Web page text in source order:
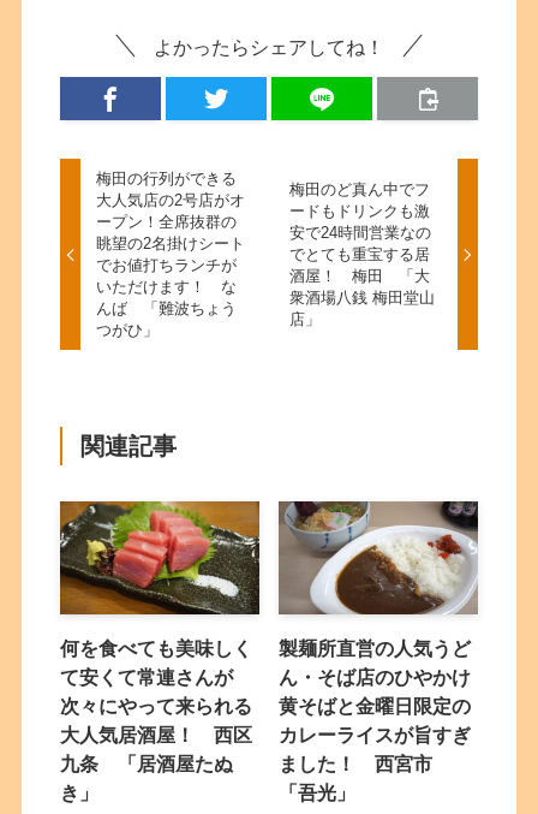
よかったらシェアしてね！
梅田の行列ができる
大人気店の2号店がオ
ープン！全席抜群の
眺望の2名掛けシート
でお値打ちランチが
いただけます！ な
んば 「難波ちょう
つがひ」
梅田のど真ん中でフ
ードもドリンクも激
安で24時間営業なの
でとても重宝する居
酒屋！ 梅田 「大
衆酒場八銭 梅田堂山
店」
関連記事
何を食べても美味しく
て安くて常連さんが
次々にやって来られる
大人気居酒屋！ 西区
九条 「居酒屋たぬ
き」
製麺所直営の人気うど
ん・そば店のひやかけ
黄そばと金曜日限定の
カレーライスが旨すぎ
ました！ 西宮市
「吾光」